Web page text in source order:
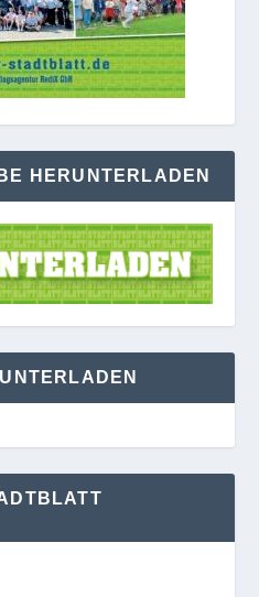
HERUNTERLADEN